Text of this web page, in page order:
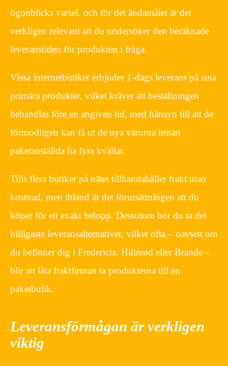
ögonblicks varsel, och för det ändamålet är det
verkligen relevant att du undersöker den beräknade
leveranstiden för produkten i fråga.
Vissa internetbutiker erbjuder 1-dags leverans på sina
primära produkter, vilket kräver att beställningen
behandlas före en angiven tid, med hänsyn till att de
förmodligen kan få ut de nya varorna innan
paketanställda ha fyra kvällar.
Tills flera butiker på nätet tillhandahåller frakt utan
kostnad, men ibland är det förutsättningen att du
köper för ett exakt belopp. Dessutom bör du ta det
billigaste leveransalternativet, vilket ofta – oavsett om
du befinner dig i Fredericia, Hillerød eller Brande –
blir att låta fraktfirman ta produkterna till en
paketbutik.
Leveransförmågan är verkligen
viktig